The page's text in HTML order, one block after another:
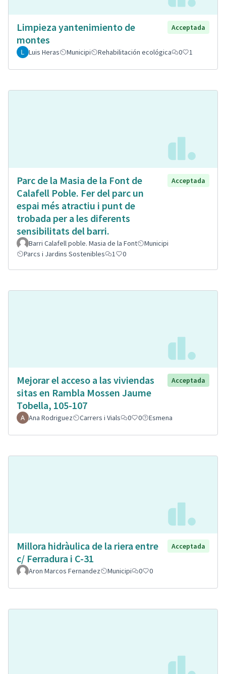
Limpieza yantenimiento de
montes
Acceptada
Luis Heras Municipi Rehabilitación ecológica 0 1
Parc de la Masia de la Font de
Calafell Poble. Fer del parc un
espai més atractiu i punt de
trobada per a les diferents
sensibilitats del barri.
Acceptada
Barri Calafell poble. Masia de la Font
Municipi
Parcs i Jardins Sostenibles
1 0
Mejorar el acceso a las viviendas
sitas en Rambla Mossen Jaume
Tobella, 105-107
Acceptada
Ana Rodriguez Carrers i Vials 0 0 Esmena
Millora hidràulica de la riera entre
c/ Ferradura i C-31
Acceptada
Aron Marcos Fernandez Municipi 0 0